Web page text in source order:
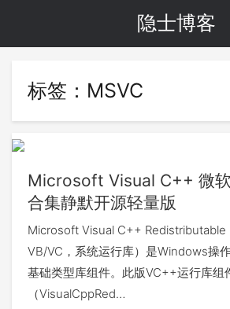
隐士博客
标签：MSVC
Microsoft Visual C++ 微
合集静默开源轻量版
Microsoft Visual C++ Redistributable
VB/VC，系统运行库）是Windows操
基础类型库组件。此版VC++运行库组
（VisualCppRed…